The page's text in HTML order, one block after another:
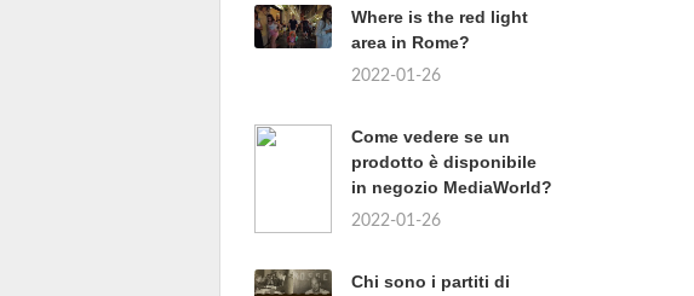
Where is the red light
area in Rome?
2022-01-26
Come vedere se un
prodotto è disponibile
in negozio MediaWorld?
2022-01-26
Chi sono i partiti di